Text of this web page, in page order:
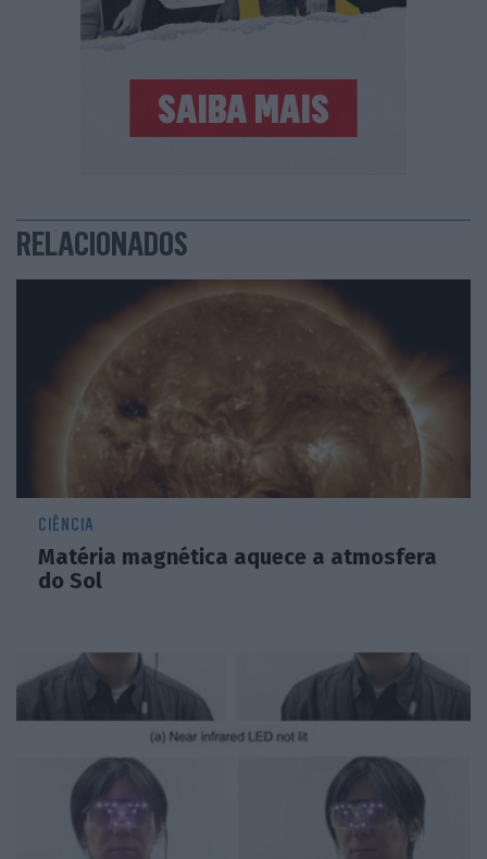
RELACIONADOS
CIÊNCIA
Matéria magnética aquece a atmosfera
do Sol